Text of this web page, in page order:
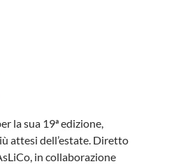
la sua 19ª edizione,
attesi dell’estate. Diretto
in collaborazione